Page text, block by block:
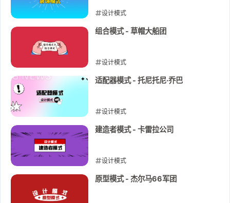
设计模式
2022-09-05
组合模式 - 草帽大船团
设计模式
2022-09-03
适配器模式 - 托尼托尼·乔巴
设计模式
2022-09-03
建造者模式 - 卡雷拉公司
设计模式
2022-09-02
原型模式 - 杰尔马66军团